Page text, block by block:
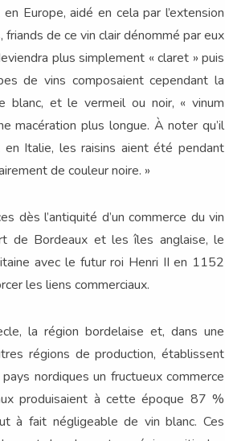
Europe, aidé en cela par l’extension
friands de ce vin clair dénommé par eux
plus simplement « claret » puis
de vins composaient cependant la
blanc, et le vermeil ou noir, « vinum
macération plus longue. À noter qu’il
Italie, les raisins aient été pendant
de couleur noire. »
dès l’antiquité d’un commerce du vin
de Bordeaux et les îles anglaise, le
avec le futur roi Henri II en 1152
les liens commerciaux.
la région bordelaise et, dans une
régions de production, établissent
nordiques un fructueux commerce
produisaient à cette époque 87 %
à fait négligeable de vin blanc. Ces